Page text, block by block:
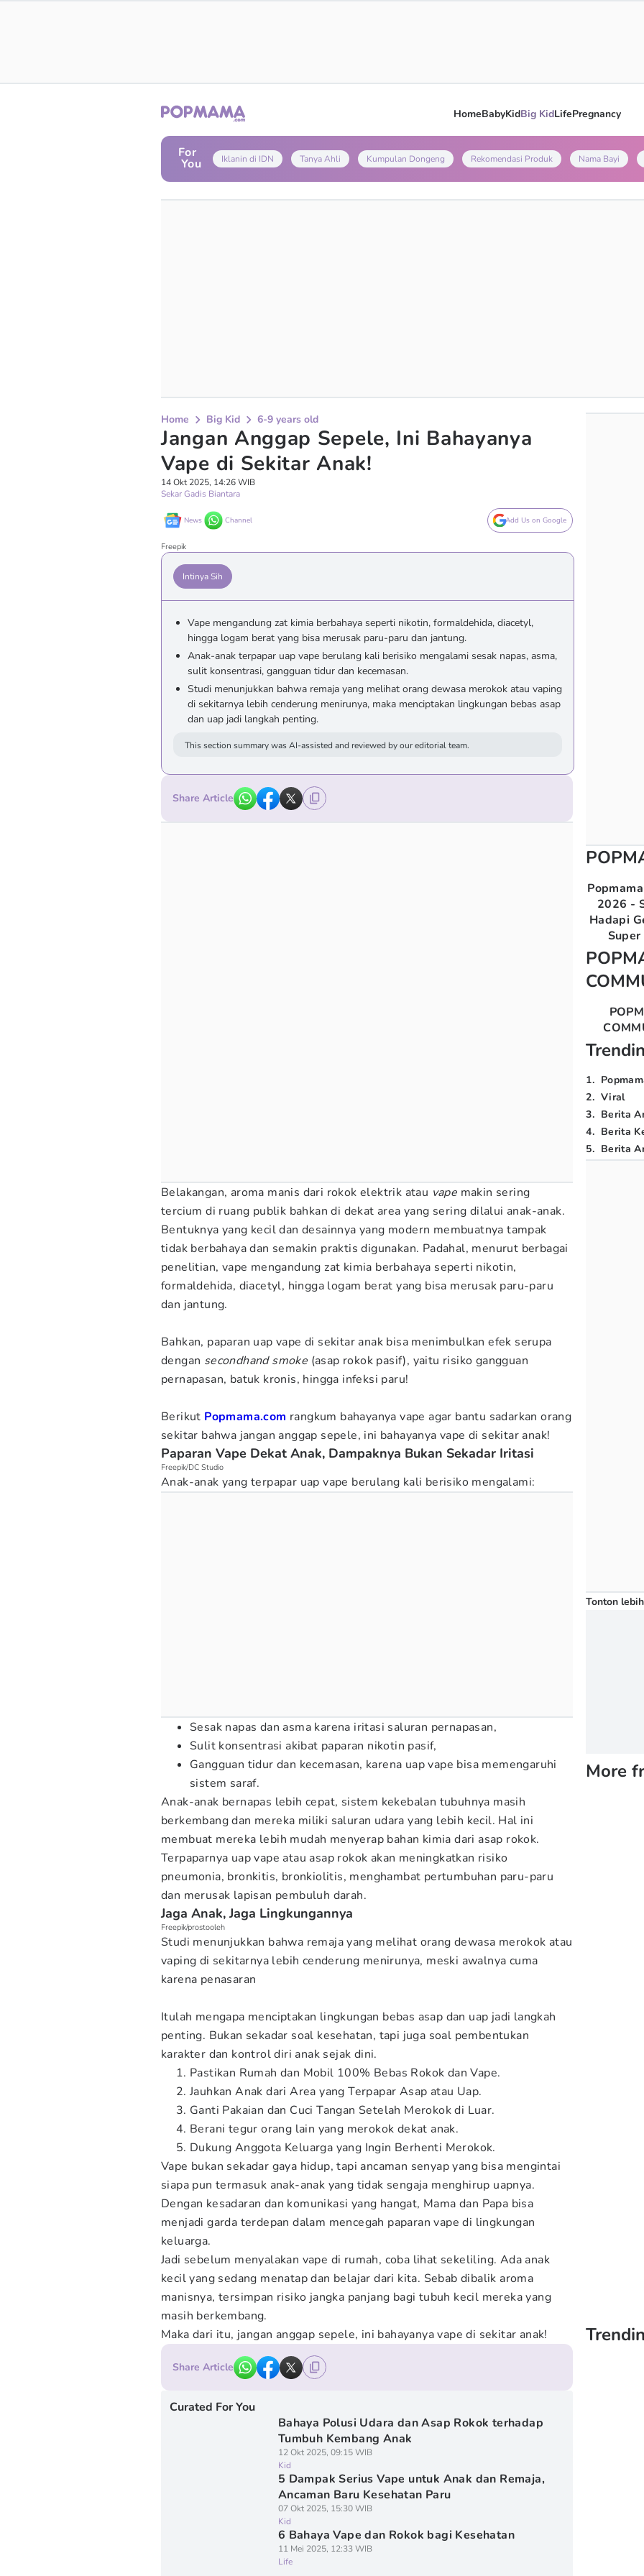
HomeBabyKidBig KidLifePregnancy
For
You Iklanin di IDN Tanya Ahli Kumpulan Dongeng Rekomendasi Produk Nama Bayi
Home Big Kid 6-9 years old
Jangan Anggap Sepele, Ini Bahayanya
Vape di Sekitar Anak!
14 Okt 2025, 14:26 WIB
Sekar Gadis Biantara
News Channel Add Us on Google
Freepik
Intinya Sih
Vape mengandung zat kimia berbahaya seperti nikotin, formaldehida, diacetyl,
hingga logam berat yang bisa merusak paru-paru dan jantung.
Anak-anak terpapar uap vape berulang kali berisiko mengalami sesak napas, asma,
sulit konsentrasi, gangguan tidur dan kecemasan.
Studi menunjukkan bahwa remaja yang melihat orang dewasa merokok atau vaping
di sekitarnya lebih cenderung menirunya, maka menciptakan lingkungan bebas asap
dan uap jadi langkah penting.
This section summary was AI-assisted and reviewed by our editorial team.
Share Article
Belakangan, aroma manis dari rokok elektrik atau vape makin sering
tercium di ruang publik bahkan di dekat area yang sering dilalui anak-anak.
Bentuknya yang kecil dan desainnya yang modern membuatnya tampak
tidak berbahaya dan semakin praktis digunakan. Padahal, menurut berbagai
penelitian, vape mengandung zat kimia berbahaya seperti nikotin,
formaldehida, diacetyl, hingga logam berat yang bisa merusak paru-paru
dan jantung.
Bahkan, paparan uap vape di sekitar anak bisa menimbulkan efek serupa
dengan secondhand smoke (asap rokok pasif), yaitu risiko gangguan
pernapasan, batuk kronis, hingga infeksi paru!
Berikut Popmama.com rangkum bahayanya vape agar bantu sadarkan orang
sekitar bahwa jangan anggap sepele, ini bahayanya vape di sekitar anak!
Paparan Vape Dekat Anak, Dampaknya Bukan Sekadar Iritasi
Freepik/DC Studio
Anak-anak yang terpapar uap vape berulang kali berisiko mengalami:
Sesak napas dan asma karena iritasi saluran pernapasan,
Sulit konsentrasi akibat paparan nikotin pasif,
Gangguan tidur dan kecemasan, karena uap vape bisa memengaruhi
sistem saraf.
Anak-anak bernapas lebih cepat, sistem kekebalan tubuhnya masih
berkembang dan mereka miliki saluran udara yang lebih kecil. Hal ini
membuat mereka lebih mudah menyerap bahan kimia dari asap rokok.
Terpaparnya uap vape atau asap rokok akan meningkatkan risiko
pneumonia, bronkitis, bronkiolitis, menghambat pertumbuhan paru-paru
dan merusak lapisan pembuluh darah.
Jaga Anak, Jaga Lingkungannya
Freepik/prostooleh
Studi menunjukkan bahwa remaja yang melihat orang dewasa merokok atau
vaping di sekitarnya lebih cenderung menirunya, meski awalnya cuma
karena penasaran
Itulah mengapa menciptakan lingkungan bebas asap dan uap jadi langkah
penting. Bukan sekadar soal kesehatan, tapi juga soal pembentukan
karakter dan kontrol diri anak sejak dini.
Pastikan Rumah dan Mobil 100% Bebas Rokok dan Vape.
Jauhkan Anak dari Area yang Terpapar Asap atau Uap.
Ganti Pakaian dan Cuci Tangan Setelah Merokok di Luar.
Berani tegur orang lain yang merokok dekat anak.
Dukung Anggota Keluarga yang Ingin Berhenti Merokok.
Vape bukan sekadar gaya hidup, tapi ancaman senyap yang bisa mengintai
siapa pun termasuk anak-anak yang tidak sengaja menghirup uapnya.
Dengan kesadaran dan komunikasi yang hangat, Mama dan Papa bisa
menjadi garda terdepan dalam mencegah paparan vape di lingkungan
keluarga.
Jadi sebelum menyalakan vape di rumah, coba lihat sekeliling. Ada anak
kecil yang sedang menatap dan belajar dari kita. Sebab dibalik aroma
manisnya, tersimpan risiko jangka panjang bagi tubuh kecil mereka yang
masih berkembang.
Maka dari itu, jangan anggap sepele, ini bahayanya vape di sekitar anak!
Share Article
Curated For You
Bahaya Polusi Udara dan Asap Rokok terhadap
Tumbuh Kembang Anak
12 Okt 2025, 09:15 WIB
Kid
5 Dampak Serius Vape untuk Anak dan Remaja,
Ancaman Baru Kesehatan Paru
07 Okt 2025, 15:30 WIB
Kid
6 Bahaya Vape dan Rokok bagi Kesehatan
11 Mei 2025, 12:33 WIB
Life
2026 -
Hadapi
1.
2. Viral
3. Berita
4. Berita
5. Berita
Tonton
More